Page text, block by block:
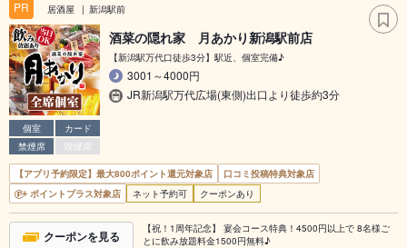
PR
居酒屋 新潟駅前
個室
カード
禁煙席
喫煙席
酒菜の隠れ家 月あかり新潟駅前店
【新潟駅万代口徒歩3分】駅近、個室完備♪
3001～4000円
JR新潟駅万代広場(東側)出口より徒歩約3分
【アプリ予約限定】最大800ポイント還元対象店
口コミ投稿特典対象店
ポイントプラス対象店
ネット予約可 クーポンあり
クーポンを見る
【祝！1周年記念】 宴会コース特典！4500円以上で 8名様ご
とに飲み放題料金1500円無料♪